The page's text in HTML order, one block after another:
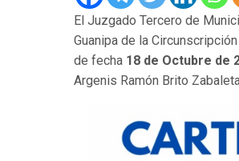
El Juzgado Tercero de
Guanipa de la
de fecha 18 de Octubre de
Argenis Ramón Brito